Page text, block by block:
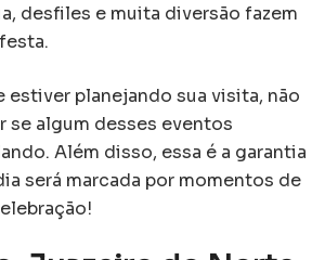
desfiles e muita diversão fazem
estiver planejando sua visita, não
se algum desses eventos
Além disso, essa é a garantia
será marcada por momentos de